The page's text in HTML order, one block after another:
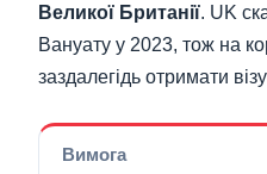
Великої Британії. UK
Вануату у 2023, тож на
заздалегідь отримати
Вимога